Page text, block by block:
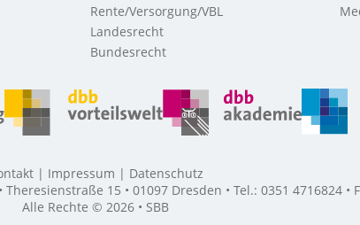
Rente/Versorgung/VBL
Landesrecht
Bundesrecht
Impressum
Datenschutz
15 • 01097 Dresden • Tel.: 0351 4716824 •
Alle Rechte © 2026 • SBB